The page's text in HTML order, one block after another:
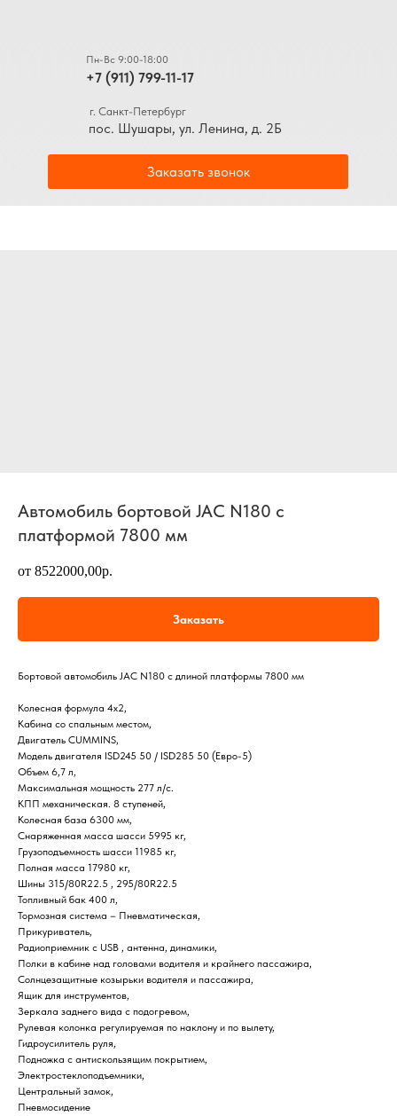
+7 (911) 799-11-17
Пн-Вс 9:00-18:00
Заказать звонок
пос. Шушары, ул. Ленина, д. 2Б
г. Санкт-Петербург
Автомобиль бортовой JAC N180 с
платформой 7800 мм
от 8522000,00р.
Заказать
Бортовой автомобиль JAC N180 с длиной платформы 7800 мм
Колесная формула 4х2,
Кабина со спальным местом,
Двигатель CUMMINS,
Модель двигателя ISD245 50 / ISD285 50 (Евро-5)
Объем 6,7 л,
Максимальная мощность 277 л/с.
КПП механическая. 8 ступеней,
Колесная база 6300 мм,
Снаряженная масса шасси 5995 кг,
Грузоподъемность шасси 11985 кг,
Полная масса 17980 кг,
Шины 315/80R22.5 , 295/80R22.5
Топливный бак 400 л,
Тормозная система – Пневматическая,
Прикуриватель,
Радиоприемник c USB , антенна, динамики,
Полки в кабине над головами водителя и крайнего пассажира,
Солнцезащитные козырьки водителя и пассажира,
Ящик для инструментов,
Зеркала заднего вида с подогревом,
Рулевая колонка регулируемая по наклону и по вылету,
Гидроусилитель руля,
Подножка с антискользящим покрытием,
Электростеклоподъемники,
Центральный замок,
Пневмосидение